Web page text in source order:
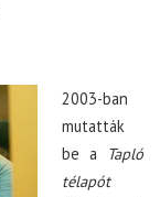
2003-ban
mutatták
be a
Tapló
télapót